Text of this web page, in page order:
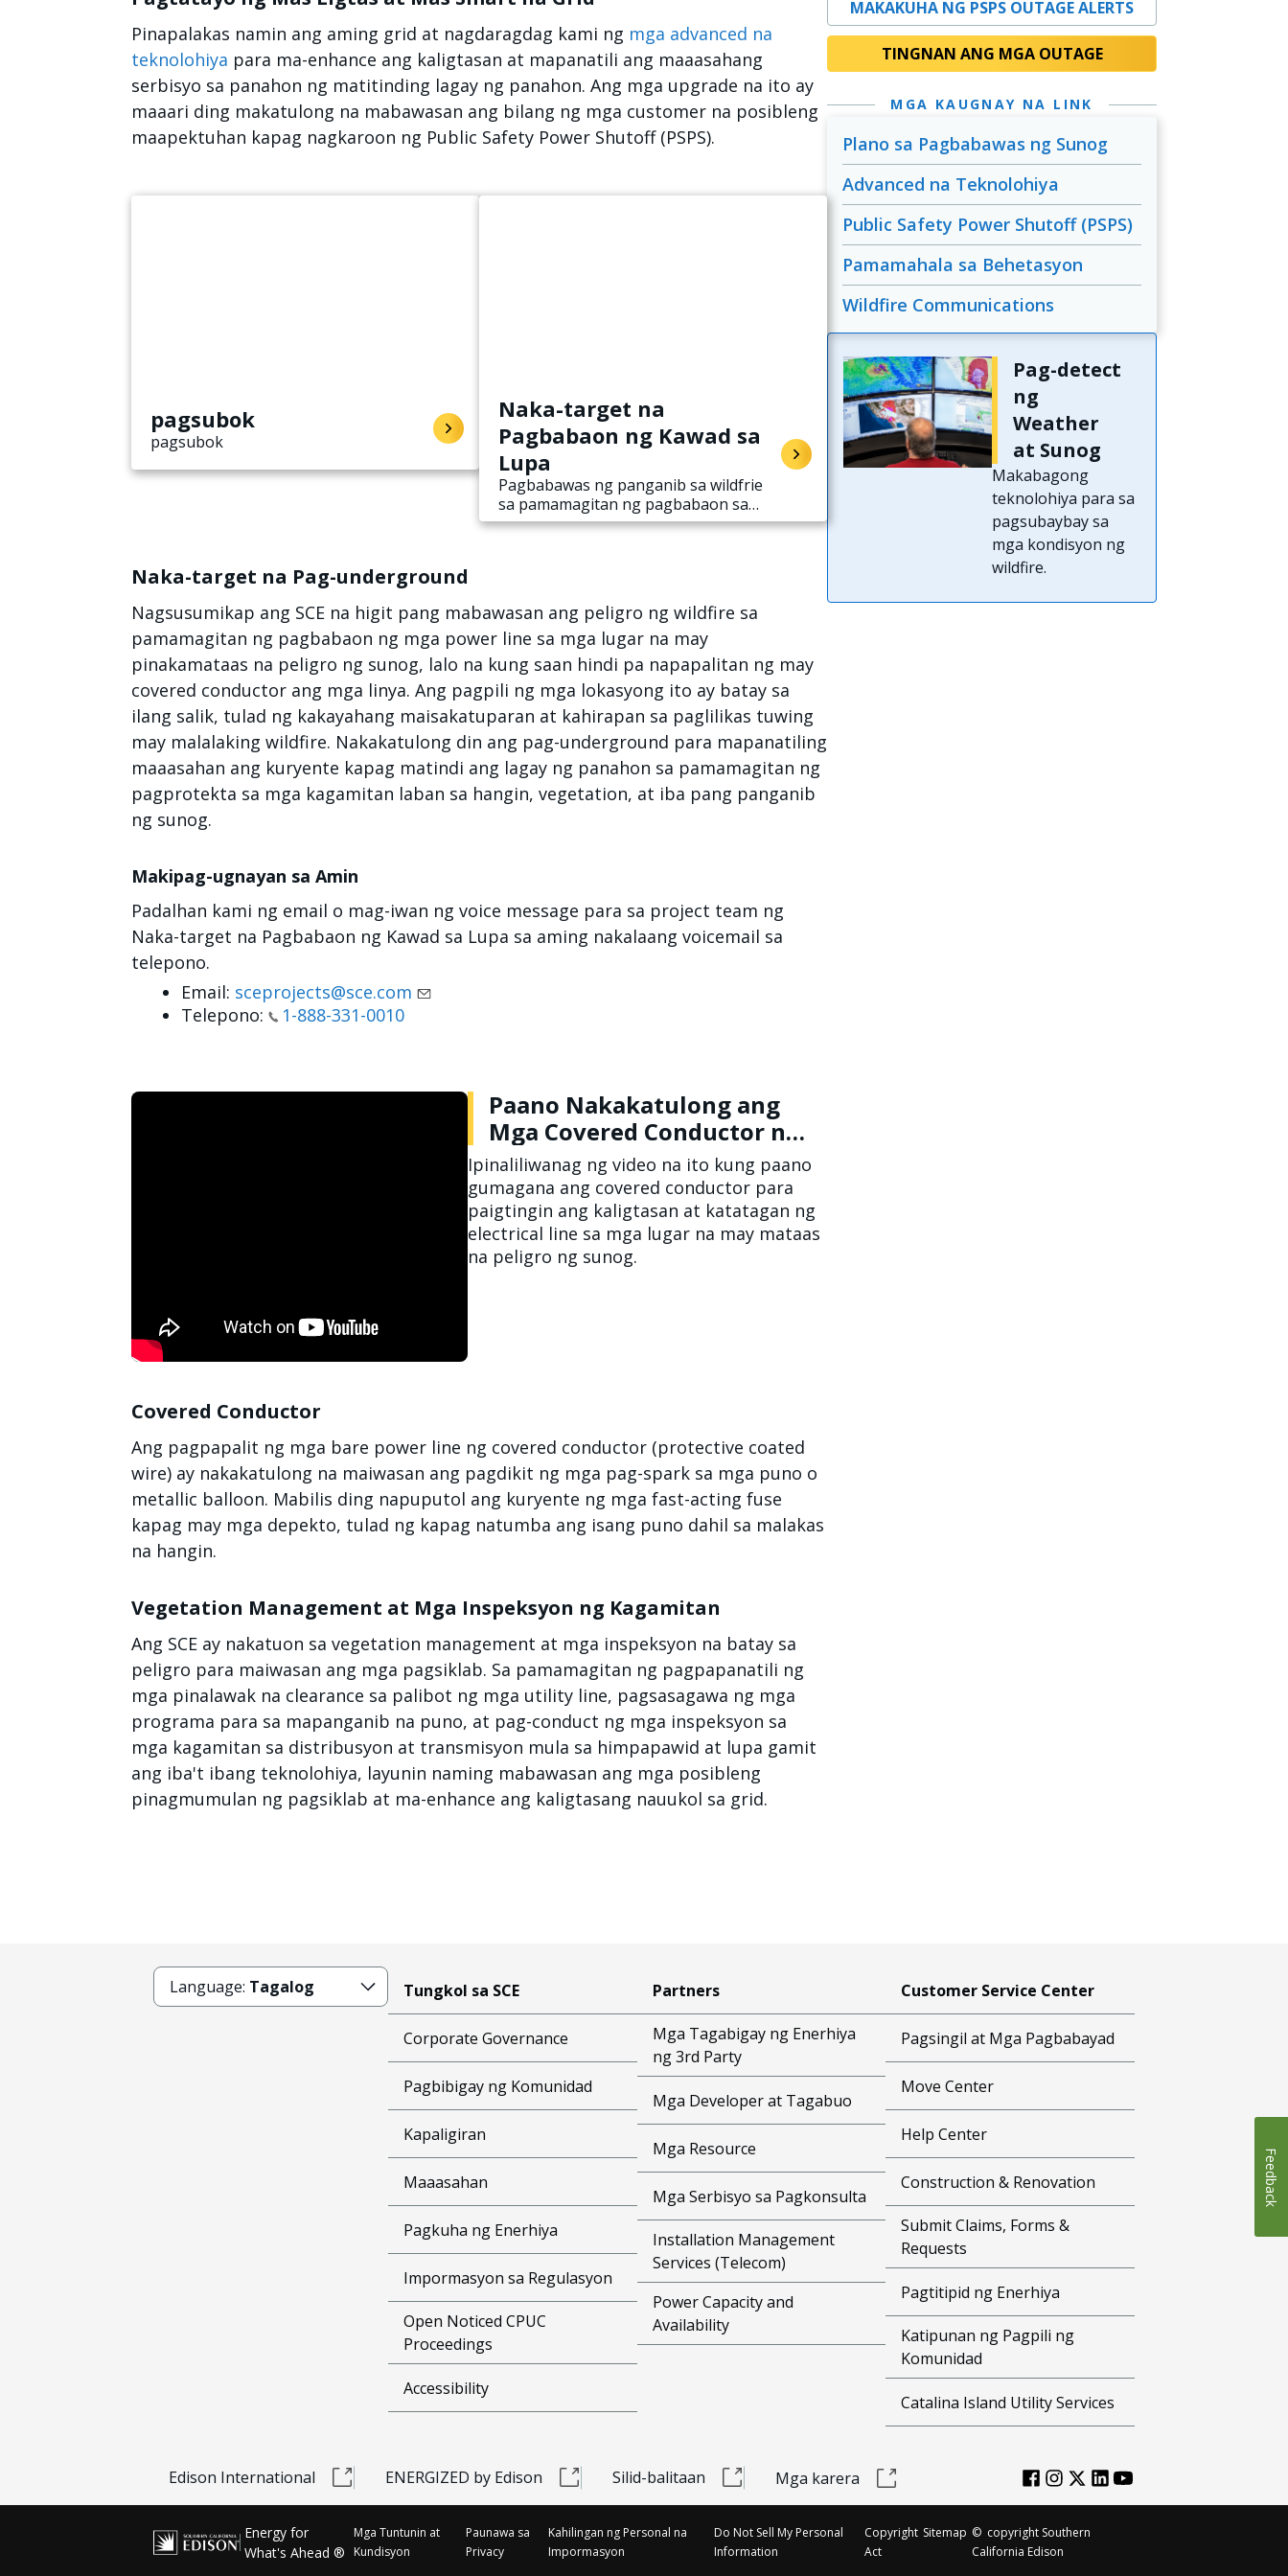
Pinapalakas namin ang aming grid at nagdaragdag kami ng mga advanced na
teknolohiya para ma-enhance ang kaligtasan at mapanatili ang maaasahang
serbisyo sa panahon ng matitinding lagay ng panahon. Ang mga upgrade na ito ay
maaari ding makatulong na mabawasan ang bilang ng mga customer na posibleng
maapektuhan kapag nagkaroon ng Public Safety Power Shutoff (PSPS).
pagsubok
pagsubok
Naka-target na
Pagbabaon ng Kawad sa
Lupa
Pagbabawas ng panganib sa wildfrie
sa pamamagitan ng pagbabaon sa
lupa ng mga linya ng kuryente.
Naka-target na Pag-underground
Nagsusumikap ang SCE na higit pang mabawasan ang peligro ng wildfire sa
pamamagitan ng pagbabaon ng mga power line sa mga lugar na may
pinakamataas na peligro ng sunog, lalo na kung saan hindi pa napapalitan ng may
covered conductor ang mga linya. Ang pagpili ng mga lokasyong ito ay batay sa
ilang salik, tulad ng kakayahang maisakatuparan at kahirapan sa paglilikas tuwing
may malalaking wildfire. Nakakatulong din ang pag-underground para mapanatiling
maaasahan ang kuryente kapag matindi ang lagay ng panahon sa pamamagitan ng
pagprotekta sa mga kagamitan laban sa hangin, vegetation, at iba pang panganib
ng sunog.
Makipag-ugnayan sa Amin
Padalhan kami ng email o mag-iwan ng voice message para sa project team ng
Naka-target na Pagbabaon ng Kawad sa Lupa sa aming nakalaang voicemail sa
telepono.
Email: sceprojects@sce.com
Telepono:
1-888-331-0010
Paano Nakakatulong ang
Mga Covered Conductor na
Mabawasan ang Panganib
ng Wildfire
Ipinaliliwanag ng video na ito kung paano
gumagana ang covered conductor para
paigtingin ang kaligtasan at katatagan ng
electrical line sa mga lugar na may mataas
na peligro ng sunog.
Covered Conductor
Ang pagpapalit ng mga bare power line ng covered conductor (protective coated
wire) ay nakakatulong na maiwasan ang pagdikit ng mga pag-spark sa mga puno o
metallic balloon. Mabilis ding napuputol ang kuryente ng mga fast-acting fuse
kapag may mga depekto, tulad ng kapag natumba ang isang puno dahil sa malakas
na hangin.
Vegetation Management at Mga Inspeksyon ng Kagamitan
Ang SCE ay nakatuon sa vegetation management at mga inspeksyon na batay sa
peligro para maiwasan ang mga pagsiklab. Sa pamamagitan ng pagpapanatili ng
mga pinalawak na clearance sa palibot ng mga utility line, pagsasagawa ng mga
programa para sa mapanganib na puno, at pag-conduct ng mga inspeksyon sa
mga kagamitan sa distribusyon at transmisyon mula sa himpapawid at lupa gamit
ang iba't ibang teknolohiya, layunin naming mabawasan ang mga posibleng
pinagmumulan ng pagsiklab at ma-enhance ang kaligtasang nauukol sa grid.
MAKAKUHA NG PSPS OUTAGE ALERTS
TINGNAN ANG MGA OUTAGE
MGA KAUGNAY NA LINK
Plano sa Pagbabawas ng Sunog
Advanced na Teknolohiya
Public Safety Power Shutoff (PSPS)
Pamamahala sa Behetasyon
Wildfire Communications
Pag-detect
ng
Weather
at Sunog
Makabagong
teknolohiya para sa
pagsubaybay sa
mga kondisyon ng
wildfire.
Language: Tagalog Tungkol sa SCE
Corporate Governance
Pagbibigay ng Komunidad
Kapaligiran
Maaasahan
Pagkuha ng Enerhiya
Impormasyon sa Regulasyon
Open Noticed CPUC
Proceedings
Accessibility
Partners
Mga Tagabigay ng Enerhiya
ng 3rd Party
Mga Developer at Tagabuo
Mga Resource
Mga Serbisyo sa Pagkonsulta
Installation Management
Services (Telecom)
Power Capacity and
Availability
Customer Service Center
Pagsingil at Mga Pagbabayad
Move Center
Help Center
Construction & Renovation
Submit Claims, Forms &
Requests
Pagtitipid ng Enerhiya
Katipunan ng Pagpili ng
Komunidad
Catalina Island Utility Services
Edison International ENERGIZED by Edison Silid-balitaan Mga karera
Energy for
What's Ahead ®
Mga Tuntunin at
Kundisyon
Paunawa sa
Privacy
Kahilingan ng Personal na
Impormasyon
Do Not Sell My Personal
Information
Copyright
Act
Sitemap © copyright Southern
California Edison
Feedback